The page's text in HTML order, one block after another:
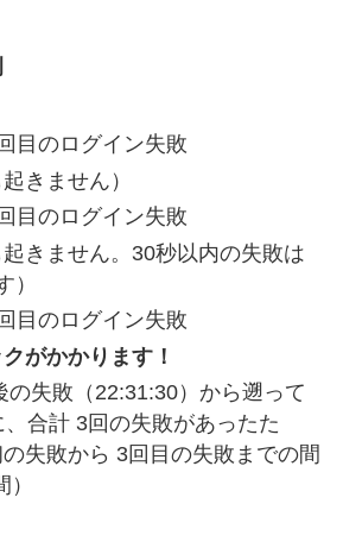
のログイン失敗
きません）
のログイン失敗
起きません。30秒以内の失敗は
）
のログイン失敗
がかかります！
の失敗（22:31:30）から遡って
合計 3回の失敗があったた
失敗から 3回目の失敗までの間